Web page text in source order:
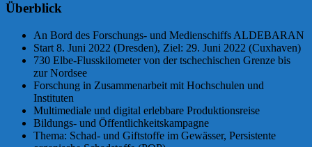
Überblick
An Bord des Forschungs- und Medienschiffs ALDEBARAN
Start 8. Juni 2022 (Dresden), Ziel: 29. Juni 2022 (Cuxhaven)
730 Elbe-Flusskilometer von der tschechischen Grenze bis
zur Nordsee
Forschung in Zusammenarbeit mit Hochschulen und
Instituten
Multimediale und digital erlebbare Produktionsreise
Bildungs- und Öffentlichkeitskampagne
Thema: Schad- und Giftstoffe im Gewässer, Persistente